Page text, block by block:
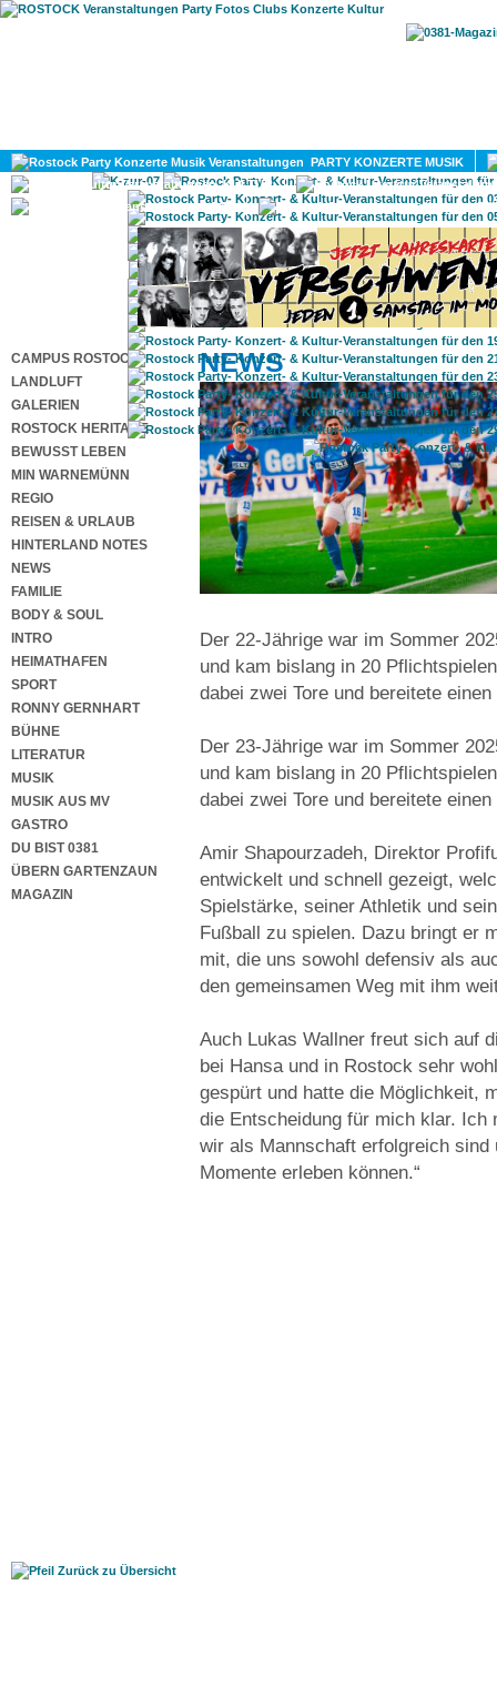
PARTY KONZERTE MUSIK
KULTUR
GAY
CAMPUS ROSTOCK
LANDLUFT
GALERIEN
ROSTOCK HERITAGE
BEWUSST LEBEN
MIN WARNEMÜNN
REGIO
REISEN & URLAUB
HINTERLAND NOTES
NEWS
FAMILIE
BODY & SOUL
INTRO
HEIMATHAFEN
SPORT
RONNY GERNHART
BÜHNE
LITERATUR
MUSIK
MUSIK AUS MV
GASTRO
DU BIST 0381
ÜBERN GARTENZAUN
MAGAZIN
NEWS
Der 22-Jährige war im Sommer
und kam bislang in 20
dabei zwei Tore und bereitete
Der 23-Jährige war im Sommer
und kam bislang in 20
dabei zwei Tore und bereitete
Amir Shapourzadeh, Direktor
entwickelt und schnell gezeigt,
Spielstärke, seiner Athletik und
Fußball zu spielen. Dazu bringt er
mit, die uns sowohl defensiv als
den gemeinsamen Weg mit ihm
Auch Lukas Wallner freut sich auf
bei Hansa und in Rostock sehr
gespürt und hatte die Möglichkeit,
die Entscheidung für mich klar. Ich
wir als Mannschaft erfolgreich
Momente erleben können.“
Zurück zu Übersicht